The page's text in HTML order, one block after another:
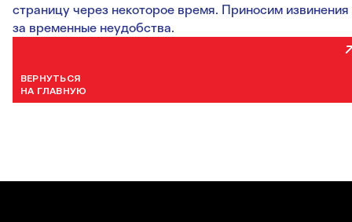
страницу через некоторое время. Приносим извинения
за временные неудобства.
ВЕРНУТЬСЯ
НА ГЛАВНУЮ